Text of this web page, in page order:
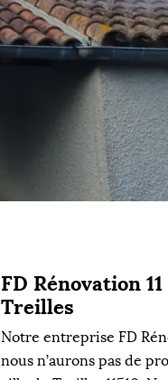
FD Rénovation
Treilles
Notre entreprise FD
nous n’aurons pas de